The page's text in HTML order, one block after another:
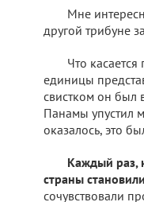
Мне
другой трибуне
Что касается
единицы
свистком он был
Панамы упустил
оказалось, это
Каждый раз,
страны
сочувствовали